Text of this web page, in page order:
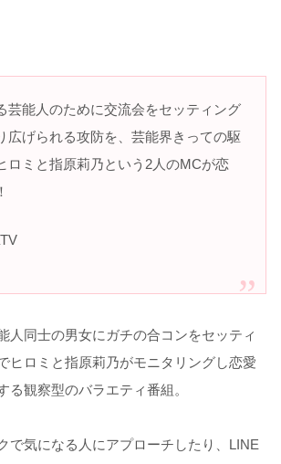
芸能人のために交流会をセッティング
広げられる攻防を、芸能界きっての駆
ロミと指原莉乃という2人のMCが恋
人同士の男女にガチの合コンをセッティ
ヒロミと指原莉乃がモニタリングし恋愛
る観察型のバラエティ番組。
で気になる人にアプローチしたり、LINE